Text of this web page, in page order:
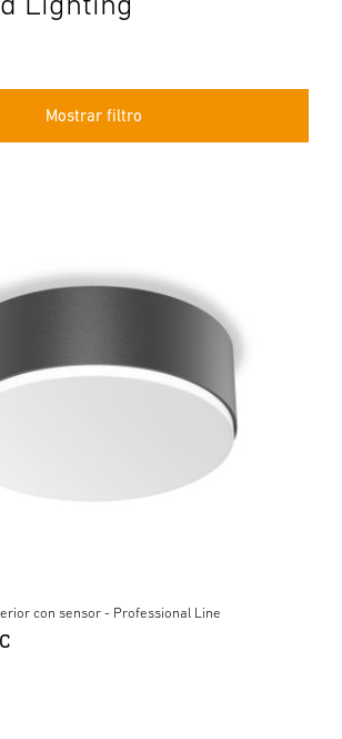
Mostrar filtro
con sensor - Professional Line